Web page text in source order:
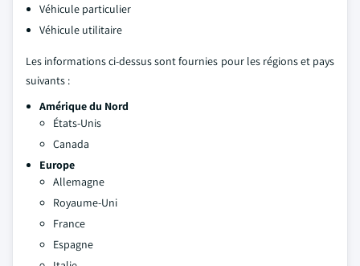
Véhicule particulier
Véhicule utilitaire
Les informations ci-dessus sont fournies pour les régions et pays
suivants :
Amérique du Nord
États-Unis
Canada
Europe
Allemagne
Royaume-Uni
France
Espagne